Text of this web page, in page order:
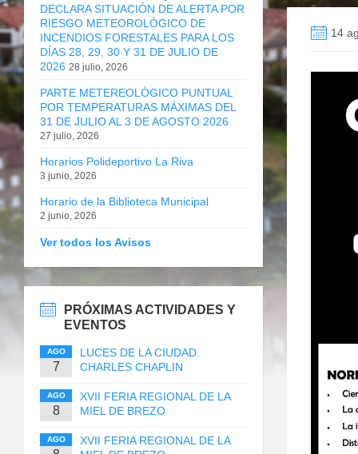
14
DECLARA SITUACIÓN DE ALERTA POR
RIESGO METEOROLÓGICO DE
INCENDIOS FORESTALES PARA LOS
DÍAS 28, 29, 30 Y 31 DE JULIO DE
2026 28 julio, 2026
PARTE METEREOLÓGICO PUNTUAL
POR TEMPERATURAS MÁXIMAS DEL
31 DE JULIO AL 3 DE AGOSTO 2026
27 julio, 2026
Horarios Polideportivo La Riva
3 junio, 2026
Horario de la Biblioteca Municipal
2 junio, 2026
Ver todos los Avisos
PRÓXIMAS ACTIVIDADES Y
EVENTOS
AGO
7
LUCES DE LA CIUDAD.
CHARLES CHAPLIN
AGO
8
XVII FERIA REGIONAL DE LA
MIEL DE BREZO
AGO
XVII FERIA REGIONAL DE LA